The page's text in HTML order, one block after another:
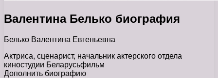
Валентина Белько биография
Белько Валентина Евгеньевна
Актриса, сценарист, начальник актерского отдела
киностудии Беларусьфильм
Дополнить биографию